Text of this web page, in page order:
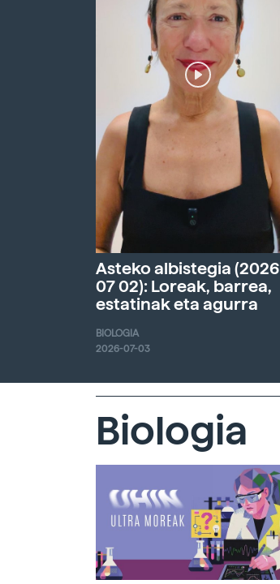
Asteko albistegia (2026
07 02): Loreak, barrea,
estatinak eta agurra
BIOLOGIA
2026-07-03
Biologia